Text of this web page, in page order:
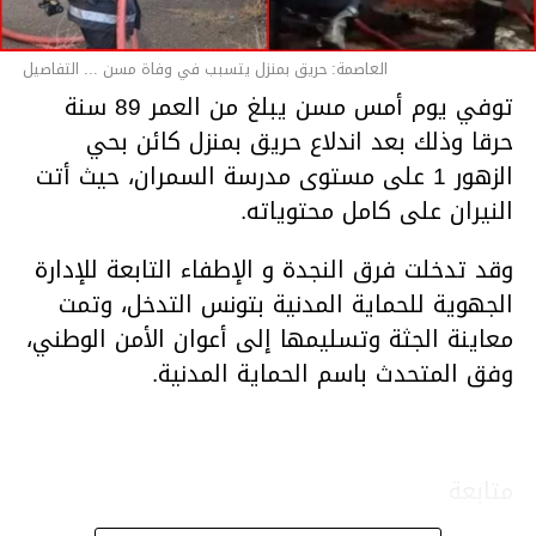
العاصمة: حريق بمنزل يتسبب في وفاة مسن ... التفاصيل
توفي يوم أمس مسن يبلغ من العمر 89 سنة
حرقا وذلك بعد اندلاع حريق بمنزل كائن بحي
الزهور 1 على مستوى مدرسة السمران، حيث أتت
النيران على كامل محتوياته.
وقد تدخلت فرق النجدة و الإطفاء التابعة للإدارة
الجهوية للحماية المدنية بتونس التدخل، وتمت
معاينة الجثة وتسليمها إلى أعوان الأمن الوطني،
وفق المتحدث باسم الحماية المدنية.